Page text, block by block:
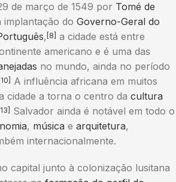
de março de 1549 por Tomé de
do Governo-Geral do
, [8]
a cidade está entre
americano e é uma das
no mundo, ainda no período
[10]
A influência africana em muitos
cidade a torna o centro da cultura
[13]
Salvador ainda é notável em todo o
, música e arquitetura,
internacionalmente.
capital junto à colonização lusitana